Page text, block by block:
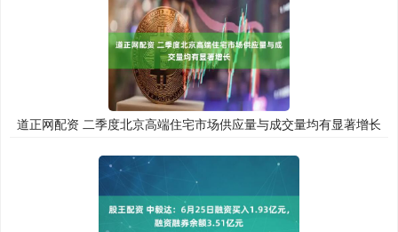
道正网配资 二季度北京高端住宅市场供应量与成交量均有显著增长